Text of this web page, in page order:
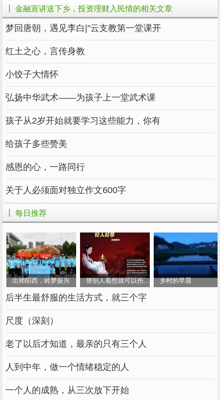
┃ 金融宣讲送下乡，投资理财入民情的相关文章
梦回唐朝，遇见李白|"云支教第一堂课开
红土之心，言传身教
小饺子大情怀
弘扬中华武术——为孩子上一堂武术课
孩子从2岁开始就要学习这些能力，你有
给孩子多些赞美
感恩的心，一路同行
关于人必须面对独立作文600字
┃ 每日推荐
出师阳西，岭梦振兴 替别人着想就可以伤害别人吗乡村的早晨
后半生最舒服的生活方式，就三个字
尺度（深刻）
老了以后才知道，最亲的只有三个人
人到中年，做一个情绪稳定的人
一个人的成熟，从三次放下开始